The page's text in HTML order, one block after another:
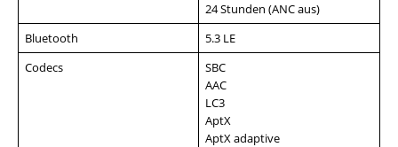
24 Stunden (ANC aus)
Bluetooth
5.3 LE
Codecs
SBC
AAC
LC3
AptX
AptX adaptive